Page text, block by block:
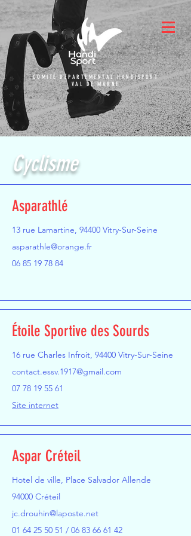
COMITÉ DÉPARTEMENTAL HANDISPORT
VAL DE MARNE
Cyclisme
Asparathlé
13 rue Lamartine, 94400 Vitry-Sur-Seine
asparathle@orange.fr
06 85 19 78 84
Étoile Sportive des Sourds
16 rue Charles Infroit, 94400 Vitry-Sur-Seine
contact.essv.1917@gmail.com
07 78 19 55 61
Site internet
Aspar Créteil
Hotel de ville, Place Salvador Allende
94000 Créteil
jc.drouhin@laposte.net
01 64 25 50 51 / 06 83 66 61 42